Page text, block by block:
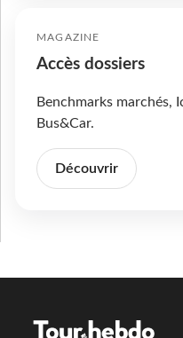
MAGAZINE
Accès dossiers
Benchmarks marchés,
Bus&Car.
Découvrir